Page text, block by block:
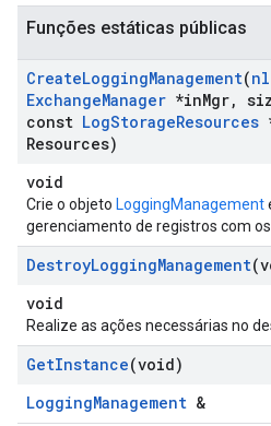
Funções estáticas públicas
CreateLoggingManagement(nl
ExchangeManager *inMgr,
const LogStorageResources
Resources)
void
Crie o objeto LoggingManagement
gerenciamento de registros com
DestroyLoggingManagement
void
Realize as ações necessárias no
GetInstance(void)
LoggingManagement &